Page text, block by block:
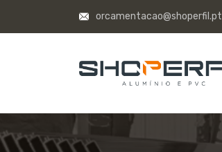
orcamentacao@shoperfil.pt